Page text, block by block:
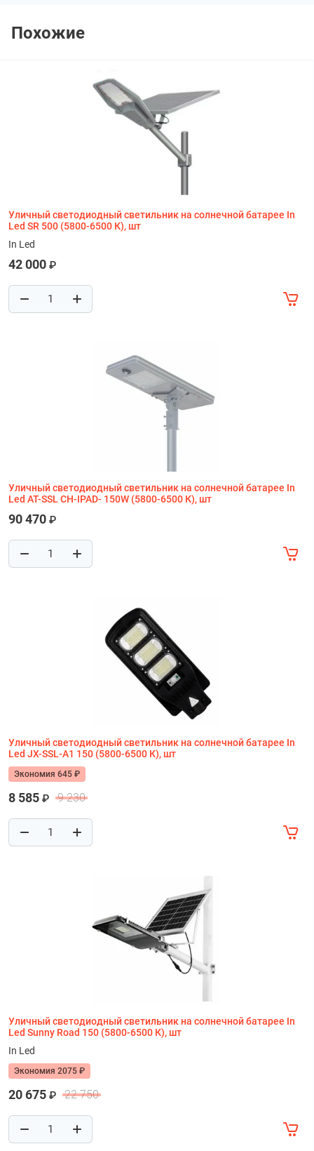
Похожие
Уличный светодиодный светильник на солнечной батарее In
Led SR 500 (5800-6500 К), шт
In Led
42 000 ₽
Уличный светодиодный светильник на солнечной батарее In
Led AT-SSL CH-IPAD- 150W (5800-6500 К), шт
90 470 ₽
Уличный светодиодный светильник на солнечной батарее In
Led JX-SSL-A1 150 (5800-6500 К), шт
Экономия 645 ₽
8 585 ₽ 9 230
Уличный светодиодный светильник на солнечной батарее In
Led Sunny Road 150 (5800-6500 К), шт
In Led
Экономия 2075 ₽
20 675 ₽ 22 750